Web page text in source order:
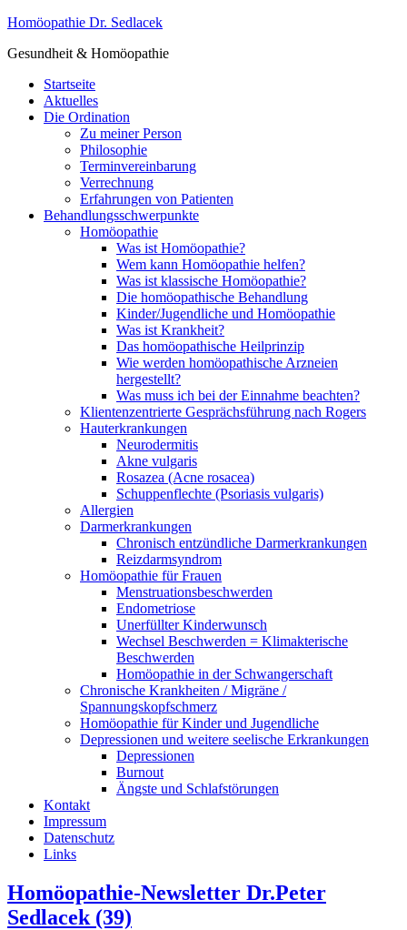
Homöopathie Dr. Sedlacek
Gesundheit & Homöopathie
Startseite
Aktuelles
Die Ordination
Zu meiner Person
Philosophie
Terminvereinbarung
Verrechnung
Erfahrungen von Patienten
Behandlungsschwerpunkte
Homöopathie
Was ist Homöopathie?
Wem kann Homöopathie helfen?
Was ist klassische Homöopathie?
Die homöopathische Behandlung
Kinder/Jugendliche und Homöopathie
Was ist Krankheit?
Das homöopathische Heilprinzip
Wie werden homöopathische Arzneien
hergestellt?
Was muss ich bei der Einnahme beachten?
Klientenzentrierte Gesprächsführung nach Rogers
Hauterkrankungen
Neurodermitis
Akne vulgaris
Rosazea (Acne rosacea)
Schuppenflechte (Psoriasis vulgaris)
Allergien
Darmerkrankungen
Chronisch entzündliche Darmerkrankungen
Reizdarmsyndrom
Homöopathie für Frauen
Menstruationsbeschwerden
Endometriose
Unerfüllter Kinderwunsch
Wechsel Beschwerden = Klimakterische
Beschwerden
Homöopathie in der Schwangerschaft
Chronische Krankheiten / Migräne /
Spannungskopfschmerz
Homöopathie für Kinder und Jugendliche
Depressionen und weitere seelische Erkrankungen
Depressionen
Burnout
Ängste und Schlafstörungen
Kontakt
Impressum
Datenschutz
Links
Homöopathie-Newsletter Dr.Peter
Sedlacek (39)